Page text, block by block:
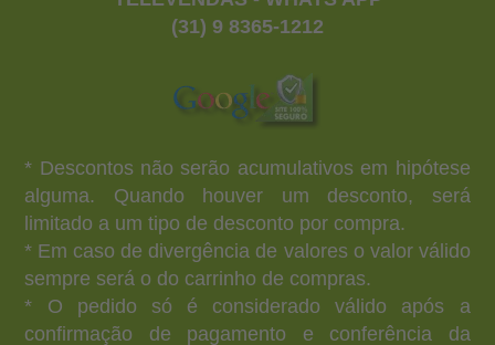
(31) 9 8365-1212
* Descontos não serão acumulativos em hipótese
alguma. Quando houver um desconto, será
limitado a um tipo de desconto por compra.
* Em caso de divergência de valores o valor válido
sempre será o do carrinho de compras.
* O pedido só é considerado válido após a
confirmação de pagamento e conferência da